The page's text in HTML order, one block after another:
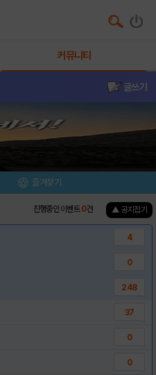
커뮤니티
글쓰기
즐겨찾기
진행중인 이벤트0건 ▲ 공지접기
4
0
248
37
0
0